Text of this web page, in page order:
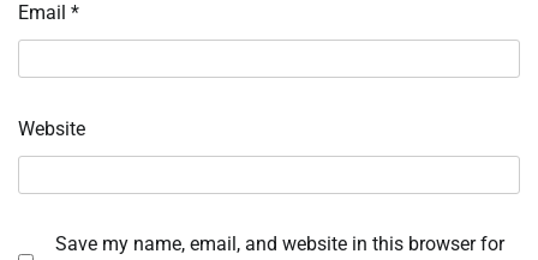
Email *
Website
Save my name, email, and website in this browser for